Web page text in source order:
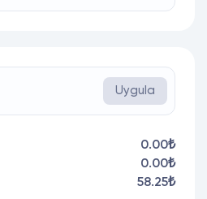
Uygula
0.00₺
0.00₺
58.25₺